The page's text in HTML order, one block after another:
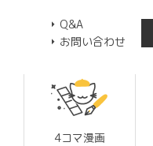
Q&A
お問い合わせ
4コマ漫画